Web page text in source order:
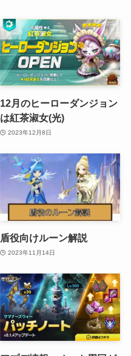
12月のヒーローダンジョン
は紅茶淑女(光)
2023年12月8日
盾役向けルーン解説
2023年11月14日